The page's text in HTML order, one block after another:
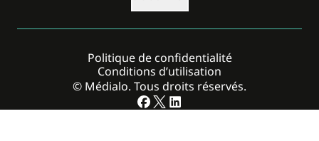
© Médialo. Tous droits réservés.
Politique de confidentialité
Conditions d’utilisation